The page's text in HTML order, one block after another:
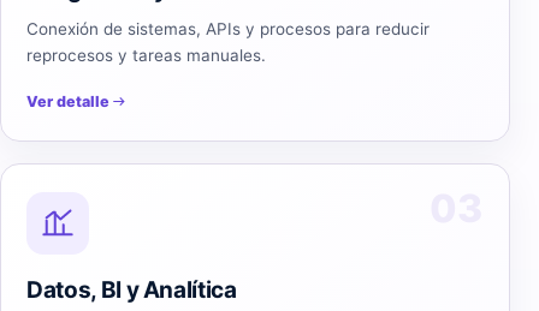
Conexión de sistemas, APIs y procesos para reducir
reprocesos y tareas manuales.
Ver detalle
Datos, BI y Analítica